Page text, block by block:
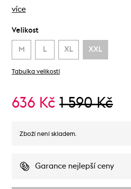
více
Velikost
M L XL XXL
Tabulka velikostí
636 Kč 1 590 Kč
Zboží není skladem.
Garance nejlepší ceny